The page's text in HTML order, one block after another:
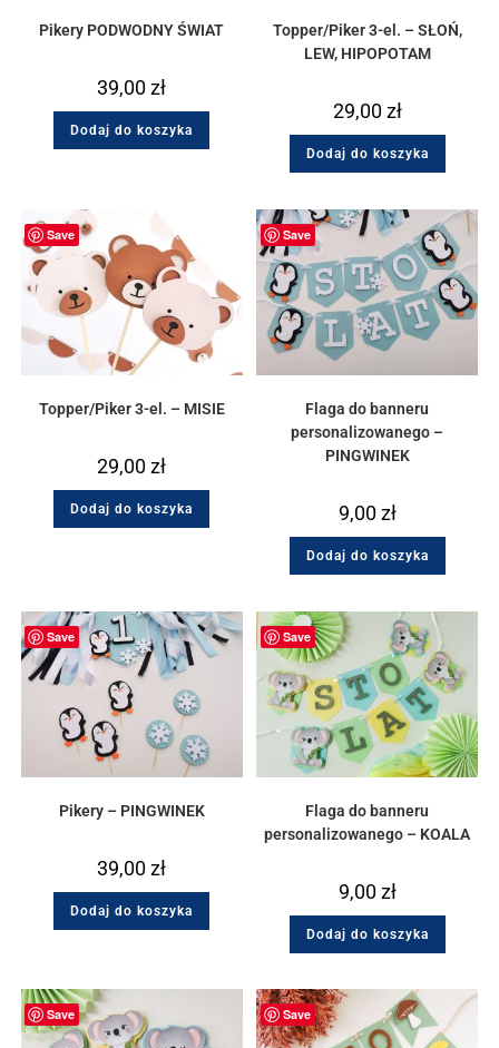
Pikery PODWODNY ŚWIAT
39,00zł
Dodaj do koszyka
Topper/Piker 3-el. – SŁOŃ,
LEW, HIPOPOTAM
29,00zł
Dodaj do koszyka
Save
Topper/Piker 3-el. – MISIE
29,00zł
Dodaj do koszyka
Save
Flaga do banneru
personalizowanego –
PINGWINEK
9,00zł
Dodaj do koszyka
Save
Pikery – PINGWINEK
39,00zł
Dodaj do koszyka
Save
Flaga do banneru
personalizowanego – KOALA
9,00zł
Dodaj do koszyka
Save Save